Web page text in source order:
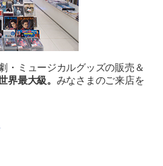
・ミュージカルグッズの販売＆
界最大級。 みなさまのご来店を